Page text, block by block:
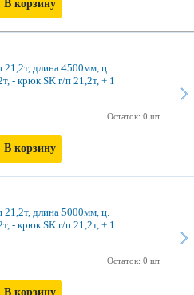
В корзину
длина 4500мм, ц.
- крюк SK г/п 21,2т, + 1
Остаток: 0 шт
В корзину
длина 5000мм, ц.
- крюк SK г/п 21,2т, + 1
Остаток: 0 шт
В корзину